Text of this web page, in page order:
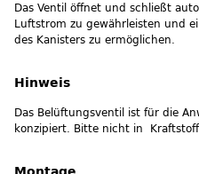
Das Ventil öffnet und schließt
Luftstrom zu gewährleisten und
des Kanisters zu ermöglichen.
Hinweis
Das Belüftungsventil ist für die
konzipiert. Bitte nicht in